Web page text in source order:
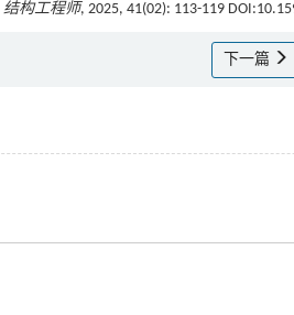
结构工程师, 2025, 41(02): 113-119
下一篇